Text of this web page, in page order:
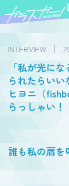
INTERVIEW
「私が光に
られたらい
ヒヨニ（
らっしゃい！
誰も私の肩